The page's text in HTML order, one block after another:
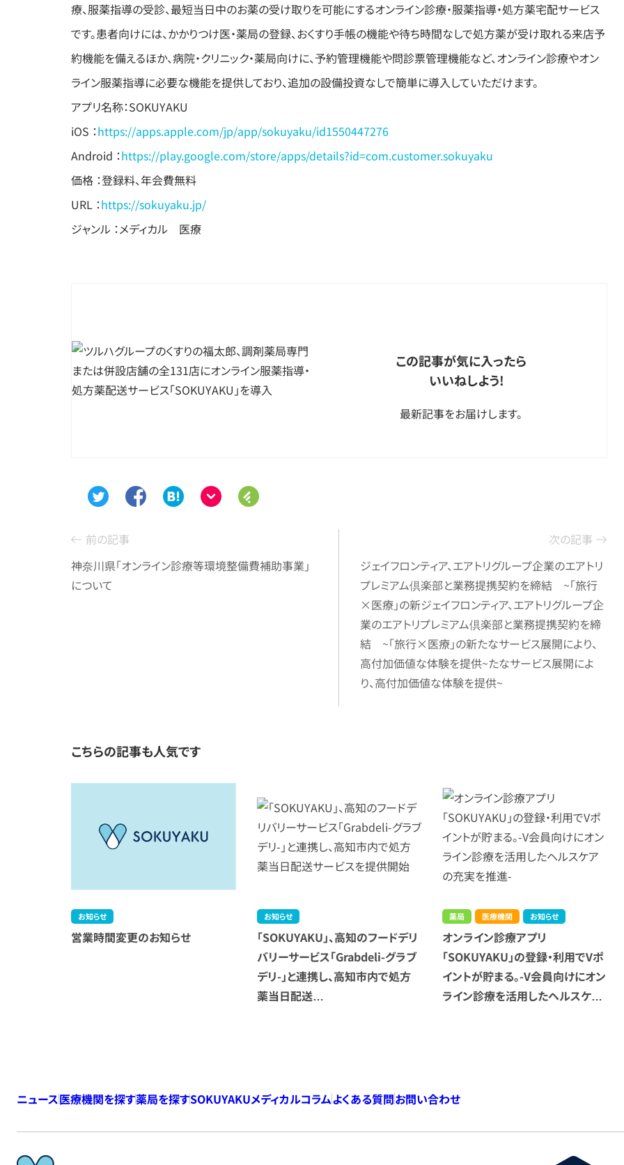
療、服薬指導の受診、最短当日中のお薬の受け取りを可能にするオンライン診療・服薬指導・処方薬宅配サービス
です。患者向けには、かかりつけ医・薬局の登録、おくすり手帳の機能や待ち時間なしで処方薬が受け取れる来店予
約機能を備えるほか、病院・クリニック・薬局向けに、予約管理機能や問診票管理機能など、オンライン診療やオン
ライン服薬指導に必要な機能を提供しており、追加の設備投資なしで簡単に導入していただけます。
アプリ名称：SOKUYAKU
iOS ：https://apps.apple.com/jp/app/sokuyaku/id1550447276
Android ：https://play.google.com/store/apps/details?id=com.customer.sokuyaku
価格 ：登録料、年会費無料
URL ：https://sokuyaku.jp/
ジャンル ：メディカル 医療
この記事が気に入ったら
いいねしよう!
最新記事をお届けします。
前の記事
神奈川県「オンライン診療等環境整備費補助事業」
について
次の記事
ジェイフロンティア、エアトリグループ企業のエアトリ
プレミアム倶楽部と業務提携契約を締結 ~「旅行
×医療」の新ジェイフロンティア、エアトリグループ企
業のエアトリプレミアム倶楽部と業務提携契約を締
結 ~「旅行×医療」の新たなサービス展開により、
高付加価値な体験を提供~たなサービス展開によ
り、高付加価値な体験を提供~
こちらの記事も人気です
お知らせ
営業時間変更のお知らせ
お知らせ
「SOKUYAKU」、高知のフードデリ
バリーサービス「Grabdeli-グラブ
デリ-」と連携し、高知市内で処方
薬当日配送…
薬局 医療機関 お知らせ
オンライン診療アプリ
「SOKUYAKU」の登録・利用でVポ
イントが貯まる。-V会員向けにオン
ライン診療を活用したヘルスケ…
ニュース医療機関を探す薬局を探すSOKUYAKUメディカルコラムよくある質問お問い合わせ